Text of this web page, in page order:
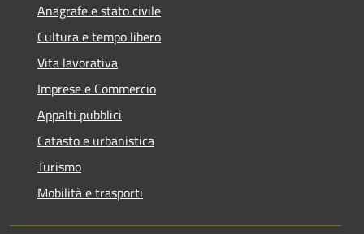
Anagrafe e stato civile
Cultura e tempo libero
Vita lavorativa
Imprese e Commercio
Appalti pubblici
Catasto e urbanistica
Turismo
Mobilità e trasporti